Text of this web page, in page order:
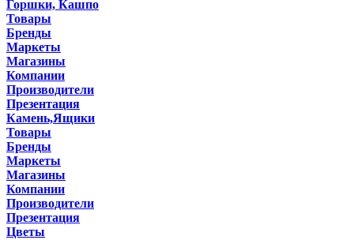
Горшки, Кашпо
Товары
Бренды
Маркеты
Магазины
Компании
Производители
Презентация
Камень,Ящики
Товары
Бренды
Маркеты
Магазины
Компании
Производители
Презентация
Цветы